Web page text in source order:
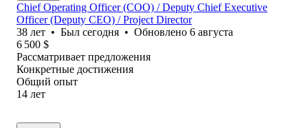
Chief Operating Officer (COO) / Deputy Chief Executive
Officer (Deputy CEO) / Project Director
38 лет • Был сегодня • Обновлено 6 августа
6 500 $
Рассматривает предложения
Конкретные достижения
Общий опыт
14 лет